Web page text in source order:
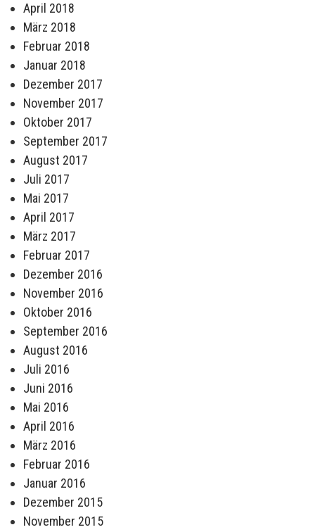
April 2018
März 2018
Februar 2018
Januar 2018
Dezember 2017
November 2017
Oktober 2017
September 2017
August 2017
Juli 2017
Mai 2017
April 2017
März 2017
Februar 2017
Dezember 2016
November 2016
Oktober 2016
September 2016
August 2016
Juli 2016
Juni 2016
Mai 2016
April 2016
März 2016
Februar 2016
Januar 2016
Dezember 2015
November 2015